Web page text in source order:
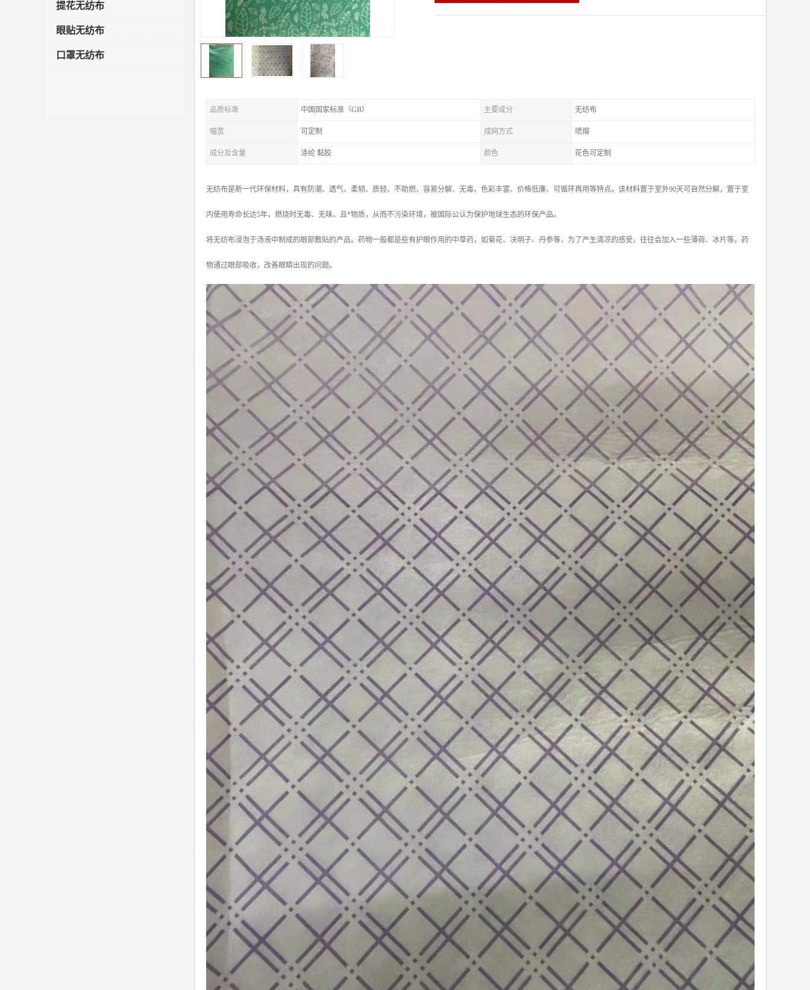
提花无纺布
眼贴无纺布
口罩无纺布
品质标准 中国国家标准（GB） 主要成分 无纺布
幅宽 可定制 成网方式 喷熔
成分及含量 涤纶 黏胶 颜色 花色可定制
无纺布是新一代环保材料，具有防潮、透气、柔韧、质轻、不助燃、容易分解、无毒、色彩丰富、价格低廉、可循环再用等特点。该材料置于室外90天可自然分解，置于室
内使用寿命长达5年，燃烧时无毒、无味、且*物质，从而不污染环境，被国际公认为保护地球生态的环保产品。
将无纺布浸泡于汤液中制成的眼部敷贴的产品。药物一般都是些有护眼作用的中草药，如菊花、决明子、丹参等，为了产生清凉的感受，往往会加入一些薄荷、冰片等。药
物通过眼部吸收，改善眼睛出现的问题。